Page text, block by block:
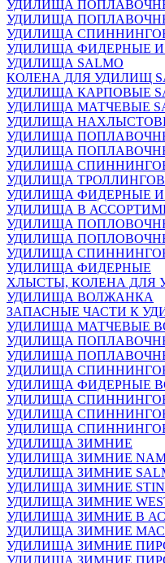
УДИЛИЩА
УДИЛИЩА
УДИЛИЩА
УДИЛИЩА ФИДЕРНЫЕ И
УДИЛИЩА SALMO
КОЛЕНА ДЛЯ УДИЛИЩ
УДИЛИЩА КАРПОВЫЕ
УДИЛИЩА МАТЧЕВЫЕ
УДИЛИЩА
УДИЛИЩА
УДИЛИЩА
УДИЛИЩА
УДИЛИЩА
УДИЛИЩА ФИДЕРНЫЕ И
УДИЛИЩА В
УДИЛИЩА
УДИЛИЩА
УДИЛИЩА
УДИЛИЩА ФИДЕРНЫЕ
ХЛЫСТЫ, КОЛЕНА ДЛЯ
УДИЛИЩА ВОЛЖАНКА
ЗАПАСНЫЕ ЧАСТИ К
УДИЛИЩА МАТЧЕВЫЕ
УДИЛИЩА
УДИЛИЩА
УДИЛИЩА
УДИЛИЩА ФИДЕРНЫЕ
УДИЛИЩА
УДИЛИЩА
УДИЛИЩА
УДИЛИЩА ЗИМНИЕ
УДИЛИЩА ЗИМНИЕ
УДИЛИЩА ЗИМНИЕ
УДИЛИЩА ЗИМНИЕ
УДИЛИЩА ЗИМНИЕ
УДИЛИЩА ЗИМНИЕ В
УДИЛИЩА ЗИМНИЕ
УДИЛИЩА ЗИМНИЕ
УДИЛИЩА ЗИМНИЕ